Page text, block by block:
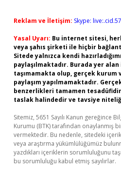
Reklam ve İletişim: Skype:
Yasal Uyarı: Bu internet sitesi,
veya şahıs şirketi ile hiçbir
Sitede yalnızca kendi
paylaşılmaktadır. Burada yer
taşımamakta olup, gerçek kurum
paylaşım yapılmamaktadır.
benzerlikleri tamamen
taslak halindedir ve tavsiye
Sitemiz, 5651 Sayılı Kanun gereğince
Kurumu (BTK) tarafından onaylanmış
vermektedir. Bu nedenle, sitedeki
veya araştırma yükümlülüğümüz
yazdıkları içeriklerin sorumluluğunu
bu sorumluluğu kabul etmiş sayılırlar.